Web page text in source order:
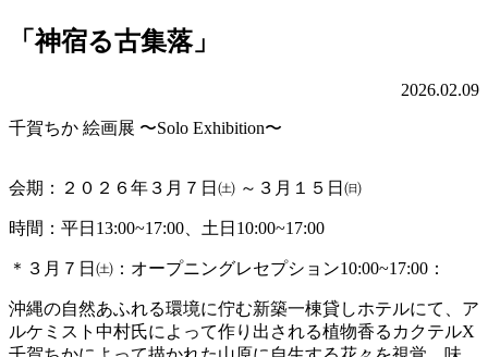
「神宿る古集落」
2026.02.09
千賀ちか 絵画展 〜Solo Exhibition〜
会期：２０２６年３月７日㈯ ～３月１５日㈰
時間：平日13:00~17:00、土日10:00~17:00
＊３月７日㈯：オープニングレセプション10:00~17:00：
沖縄の自然あふれる環境に佇む新築一棟貸しホテルにて、ア
ルケミスト中村氏によって作り出される植物香るカクテルX